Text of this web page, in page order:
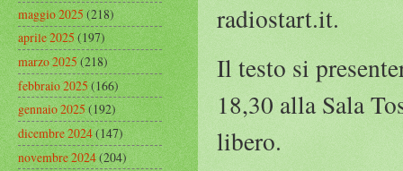
radiostart.it.
Il testo si
18,30 alla Sala
libero.
maggio 2025(218)
aprile 2025(197)
marzo 2025(218)
febbraio 2025(166)
gennaio 2025(192)
dicembre 2024(147)
novembre 2024(204)